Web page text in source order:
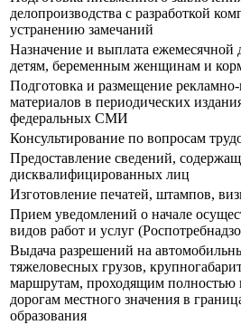
делопроизводства с разработкой
устранению замечаний
Назначение и выплата
детям, беременным женщинам и
Подготовка и размещение
материалов в периодических
федеральных СМИ
Консультирование по вопросам
Предоставление сведений,
дисквалифицированных лиц
Изготовление печатей, штампов,
Прием уведомлений о начале
видов работ и услуг
Выдача разрешений на
тяжеловесных грузов,
маршрутам, проходящим полностью
дорогам местного значения в
образования